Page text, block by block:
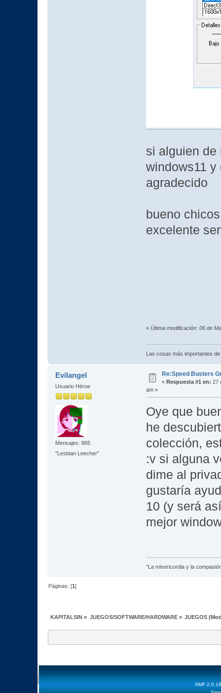
si alguien de
windows11
agradecido
bueno
excelente
« Última modificación: 06 de
Las cosas más importantes
Evilangel
Usuario Héroe
Mensajes: 865
"Lesbian Leecher"
Re:Speed Busters
« Respuesta #1 en: 27
am »
Oye que
he
colección,
:v si alguna
dime al
gustaría
10 (y será
mejor
"La misericordia y la
Páginas: [1]
KAPITALSIN » JUEGOS/SOFTWARE/HARDWARE» JUEGOS
SMF 2.0.19